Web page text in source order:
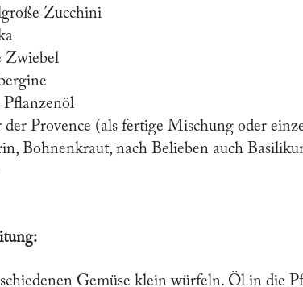
Zucchini
Zwiebel
der Provence (als fertige Mischung oder
Bohnenkraut, nach Belieben auch
Gemüse klein würfeln. Öl in die